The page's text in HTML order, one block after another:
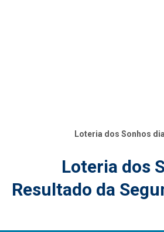
Loteria dos Sonhos
Loteria dos
Resultado da